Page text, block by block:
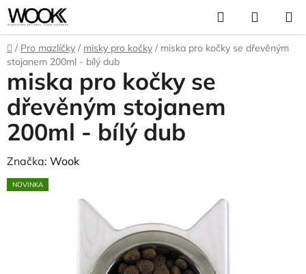
Přejít
na
obsah
Hledat
KOŠÍK
Domů
/ Pro mazlíčky / misky pro kočky / miska pro kočky se dřevěným
stojanem 200ml - bílý dub
miska pro kočky se
dřevěným stojanem
200ml - bílý dub
Značka: Wook
NOVINKA